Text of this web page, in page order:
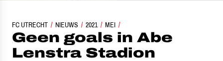
FC UTRECHT NIEUWS 2021 MEI
GEEN GOALS IN ABE LENSTRA STADION
Geen goals in Abe
Lenstra Stadion